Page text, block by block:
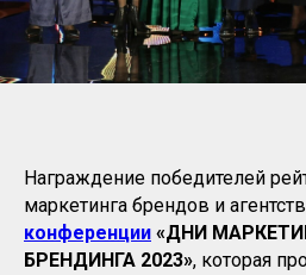
Награждение победителей
маркетинга брендов и
конференции «ДНИ
БРЕНДИНГА 2023», которая